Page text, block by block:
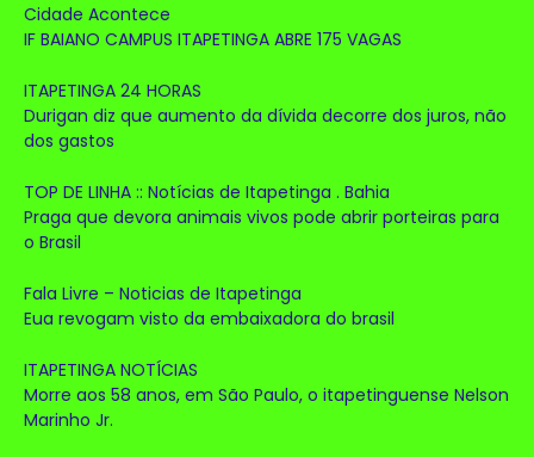
Cidade Acontece
IF BAIANO CAMPUS ITAPETINGA ABRE 175 VAGAS
ITAPETINGA 24 HORAS
Durigan diz que aumento da dívida decorre dos juros, não
dos gastos
TOP DE LINHA :: Notícias de Itapetinga . Bahia
Praga que devora animais vivos pode abrir porteiras para
o Brasil
Fala Livre – Noticias de Itapetinga
Eua revogam visto da embaixadora do brasil
ITAPETINGA NOTÍCIAS
Morre aos 58 anos, em São Paulo, o itapetinguense Nelson
Marinho Jr.